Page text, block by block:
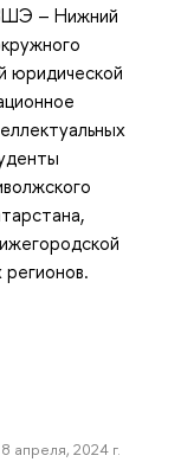
– Нижний
юридической
8 апреля, 2024 г.